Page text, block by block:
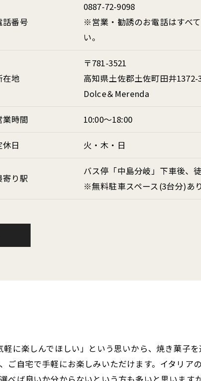
話番号
0887-72-9098
※営業・勧誘のお電話はすべ
い。
在地
〒781-3521
高知県土佐郡土佐町田井
Dolce＆Merenda
業時間 10:00～18:00
休日 火・木・日
寄り駅
バス停「中島分岐」下車後、
※無料駐車スペース(3台分)あり
に楽しんでほしい」という思いから、焼き菓子
自宅で手軽にお楽しみいただけます。イタリア